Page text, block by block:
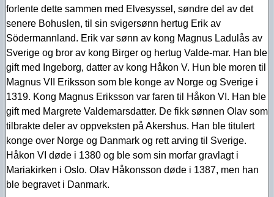
forlente dette sammen med Elvesyssel, søndre del av det
senere Bohuslen, til sin svigersønn hertug Erik av
Södermannland. Erik var sønn av kong Magnus Ladulås av
Sverige og bror av kong Birger og hertug Valde-mar. Han ble
gift med Ingeborg, datter av kong Håkon V. Hun ble moren til
Magnus VII Eriksson som ble konge av Norge og Sverige i
1319. Kong Magnus Eriksson var faren til Håkon VI. Han ble
gift med Margrete Valdemarsdatter. De fikk sønnen Olav som
tilbrakte deler av oppveksten på Akershus. Han ble titulert
konge over Norge og Danmark og rett arving til Sverige.
Håkon VI døde i 1380 og ble som sin morfar gravlagt i
Mariakirken i Oslo. Olav Håkonsson døde i 1387, men han
ble begravet i Danmark.